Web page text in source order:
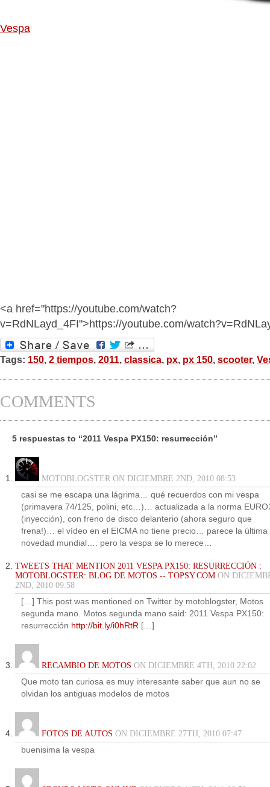
Vespa
<a href="https://youtube.com/watch?
v=RdNLayd_4FI">https://youtube.com/
Tags: 150, 2 tiempos, 2011, classica, px, px 150, scooter,
COMMENTS
5 respuestas to “2011 Vespa PX150: resurrección”
MOTOBLOGSTER ON DICIEMBRE 2ND, 2010 08:53
casi se me escapa una lágrima… qué recuerdos con mi vespa
(primavera 74/125, polini, etc…)… actualizada a la norma
(inyección), con freno de disco delanterio (ahora seguro que
frena!)… el vídeo en el EICMA no tiene precio… parece la última
novedad mundial…. pero la vespa se lo merece…
TWEETS THAT MENTION 2011 VESPA PX150: RESURRECCIÓN :
MOTOBLOGSTER: BLOG DE MOTOS -- TOPSY.COM ON
2ND, 2010 09:58
[…] This post was mentioned on Twitter by motoblogster, Motos
segunda mano. Motos segunda mano said: 2011 Vespa PX150:
resurrección http://bit.ly/i0hRtR […]
RECAMBIO DE MOTOS ON DICIEMBRE 4TH, 2010 22:02
Que moto tan curiosa es muy interesante saber que aun no se
olvidan los antiguas modelos de motos
FOTOS DE AUTOS ON DICIEMBRE 27TH, 2010 07:47
buenisima la vespa